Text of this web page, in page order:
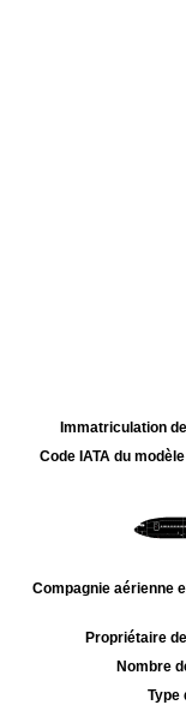
Immatriculation
Code IATA du
Compagnie aérienne
Propriétaire
Nombre
Type